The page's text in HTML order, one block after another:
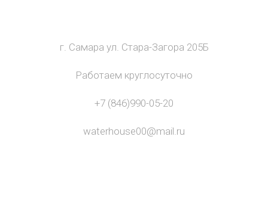
г. Самара ул. Стара-Загора 205Б
Работаем круглосуточно
+7 (846)990-05-20
waterhouse00@mail.ru